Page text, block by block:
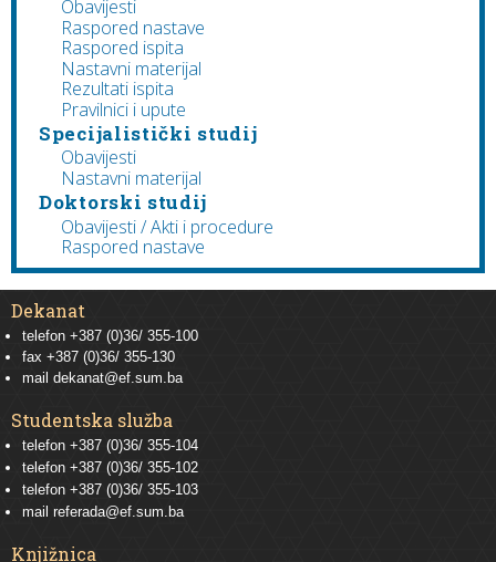
Obavijesti
Raspored nastave
Raspored ispita
Nastavni materijal
Rezultati ispita
Pravilnici i upute
Specijalistički studij
Obavijesti
Nastavni materijal
Doktorski studij
Obavijesti / Akti i procedure
Raspored nastave
Dekanat
telefon +387 (0)36/ 355-100
fax +387 (0)36/ 355-130
mail dekanat@ef.sum.ba
Studentska služba
telefon +387 (0)36/ 355-104
telefon +387 (0)36/ 355-102
telefon +387 (0)36/ 355-103
mail referada@ef.sum.ba
Knjižnica